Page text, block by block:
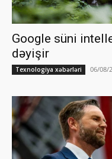
Google süni
dəyişir
Texnologiya xəbərləri 06/08/